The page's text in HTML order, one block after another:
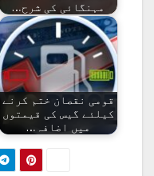
مہنگائی کی شرح…
قومی نقصان ختم کرنے
کیلئے گیس کی قیمتوں
میں اضافہ…